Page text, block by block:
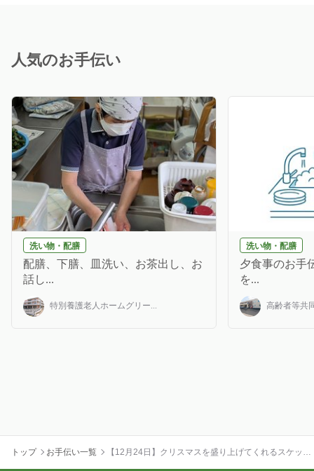
人気のお手伝い
洗い物・配膳
配膳、下膳、皿洗い、お茶出し、お
話し...
特別養護老人ホームグリー...
洗い物・配膳
夕食事のお手
を...
高齢者等共
トップ お手伝い一覧
【12月24日】クリスマスを盛り上げてくれるスケッタ